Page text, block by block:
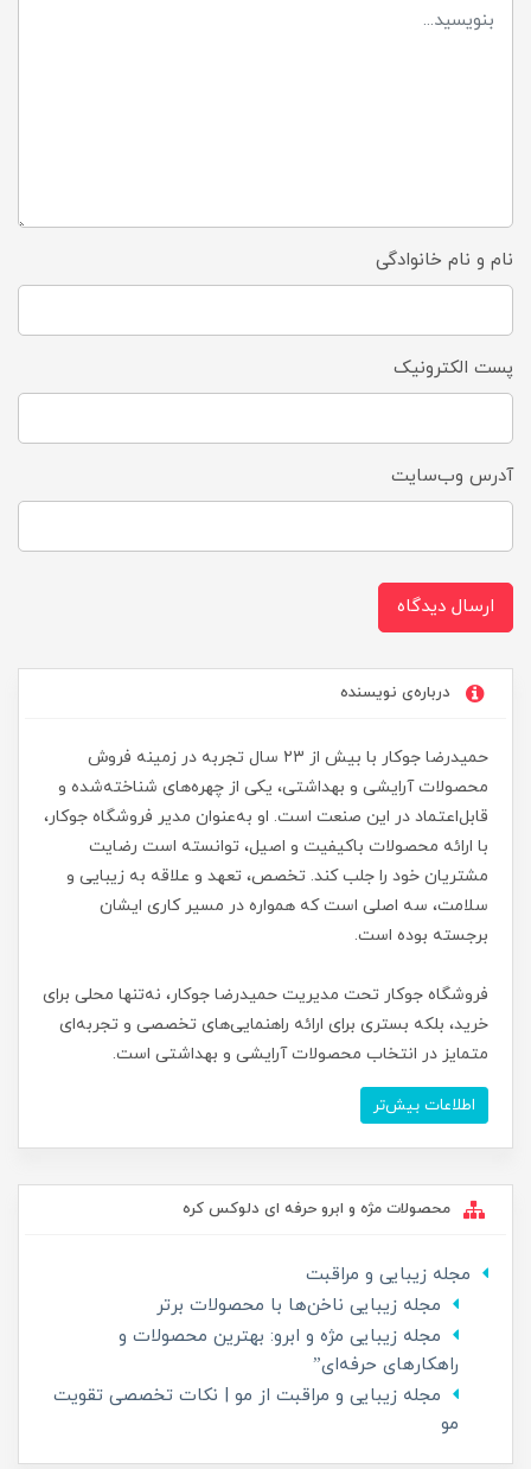
نام و نام خانوادگی
پست الکترونیک
آدرس وب‌سایت
ارسال دیدگاه
درباره‌ی نویسنده
حمیدرضا جوکار با بیش از ۲۳ سال تجربه در زمینه فروش
محصولات آرایشی و بهداشتی، یکی از چهره‌های شناخته‌شده و
قابل‌اعتماد در این صنعت است. او به‌عنوان مدیر فروشگاه جوکار،
با ارائه محصولات باکیفیت و اصیل، توانسته است رضایت
مشتریان خود را جلب کند. تخصص، تعهد و علاقه به زیبایی و
سلامت، سه اصلی است که همواره در مسیر کاری ایشان
برجسته بوده است.
فروشگاه جوکار تحت مدیریت حمیدرضا جوکار، نه‌تنها محلی برای
خرید، بلکه بستری برای ارائه راهنمایی‌های تخصصی و تجربه‌ای
متمایز در انتخاب محصولات آرایشی و بهداشتی است.
اطلاعات بیش‌تر
محصولات مژه و ابرو حرفه ای دلوکس کره
مجله زیبایی و مراقبت
مجله زیبایی ناخن‌ها با محصولات برتر
مجله زیبایی مژه و ابرو: بهترین محصولات و
راهکارهای حرفه‌ای”
مجله زیبایی و مراقبت از مو | نکات تخصصی تقویت
مو